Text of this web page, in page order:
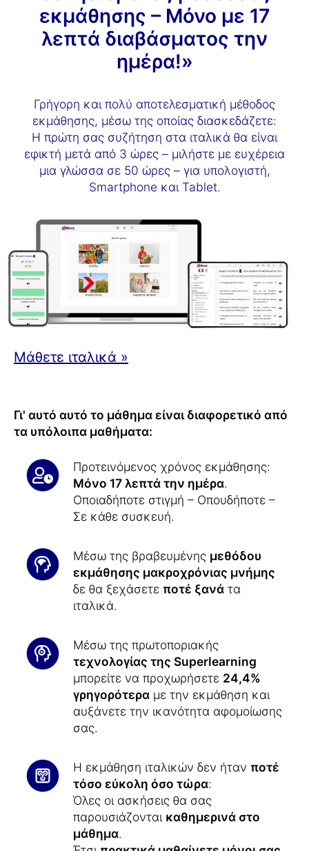
εκμάθησης – Μόνο με 17
λεπτά διαβάσματος την
ημέρα!»
Γρήγορη και πολύ αποτελεσματική μέθοδος
εκμάθησης, μέσω της οποίας διασκεδάζετε:
Η πρώτη σας συζήτηση στα ιταλικά θα είναι
εφικτή μετά από 3 ώρες – μιλήστε με ευχέρεια
μια γλώσσα σε 50 ώρες – για υπολογιστή,
Smartphone και Tablet.
Μάθετε ιταλικά »
Γι' αυτό αυτό το μάθημα είναι διαφορετικό από
τα υπόλοιπα μαθήματα:
Προτεινόμενος χρόνος εκμάθησης:
Μόνο 17 λεπτά την ημέρα.
Οποιαδήποτε στιγμή – Οπουδήποτε –
Σε κάθε συσκευή.
Μέσω της βραβευμένης μεθόδου
εκμάθησης μακροχρόνιας μνήμης
δε θα ξεχάσετε ποτέ ξανά τα
ιταλικά.
Μέσω της πρωτοποριακής
τεχνολογίας της Superlearning
μπορείτε να προχωρήσετε 24,4%
γρηγορότερα με την εκμάθηση και
αυξάνετε την ικανότητα αφομοίωσης
σας.
Η εκμάθηση ιταλικών δεν ήταν ποτέ
τόσο εύκολη όσο τώρα:
Όλες οι ασκήσεις θα σας
παρουσιάζονται καθημερινά στο
μάθημα.